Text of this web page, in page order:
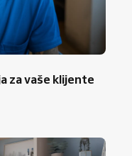
za vaše klijente